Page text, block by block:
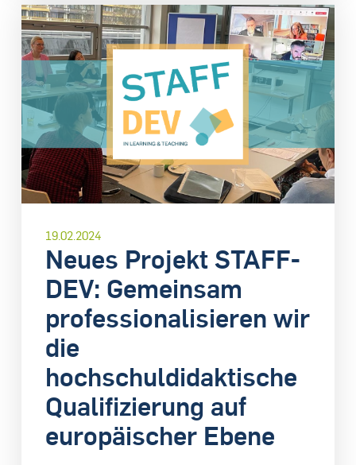
19.02.2024
Neues Projekt STAFF-
DEV: Gemeinsam
professionalisieren wir
die
hochschuldidaktische
Qualifizierung auf
europäischer Ebene